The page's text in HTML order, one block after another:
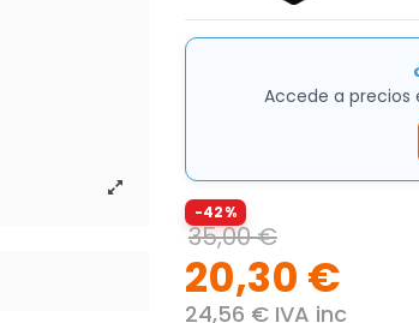
Accede a precios
-42%
35,00 €
20,30 €
24,56 € IVA inc